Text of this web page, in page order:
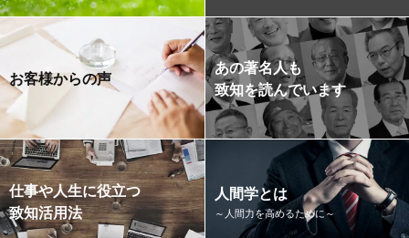
お客様からの声
あの著名人も
致知を読んでいます
仕事や人生に役立つ
致知活用法
人間学とは
～人間力を高めるために～